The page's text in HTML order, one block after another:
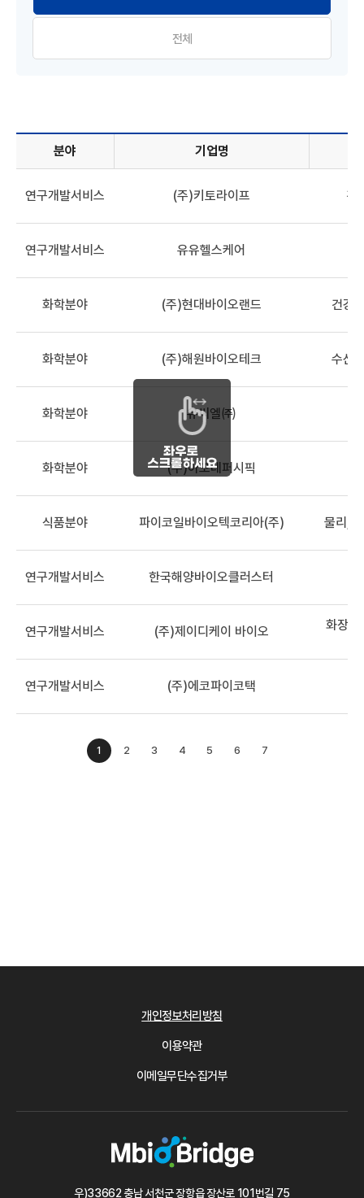
전체
기업정보목록 - 분야, 기업명, 산업분류, 해양바이오 관련 기술,
분야 기업명
연구개발서비스 (주)키토라이프 건
연구개발서비스 유유헬스케어
화학분야 (주)현대바이오랜드 건강
화학분야 (주)해원바이오테크 수산
화학분야 유씨엘㈜
화학분야 (주)아모레퍼시픽
식품분야 파이코일바이오텍코리아(주) 물리,
연구개발서비스 한국해양바이오클러스터
연구개발서비스 (주)제이디케이 바이오 화장품
연구개발서비스 (주)에코파이코택
1 2 3 4 5 6 7
개인정보처리방침
이용약관
이메일무단수집거부
우)33662 충남 서천군 장항읍 장산로 101번길 75